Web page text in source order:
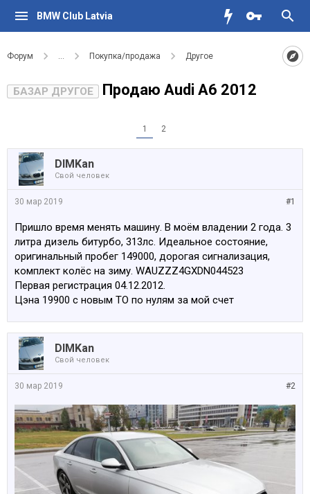
BMW Club Latvia
Форум ... Покупка/продажа Другое
БАЗАР ДРУГОЕ Продаю Audi A6 2012
1 2
DIMKan
Свой человек
#1
30 мар 2019
Пришло время менять машину. В моём владении 2 года. 3
литра дизель битурбо, 313лс. Идеальное состояние,
оригинальный пробег 149000, дорогая сигнализация,
комплект колёс на зиму. WAUZZZ4GXDN044523
Первая регистрация 04.12.2012.
Цэна 19900 с новым ТО по нулям за мой счет
DIMKan
Свой человек
#2
30 мар 2019